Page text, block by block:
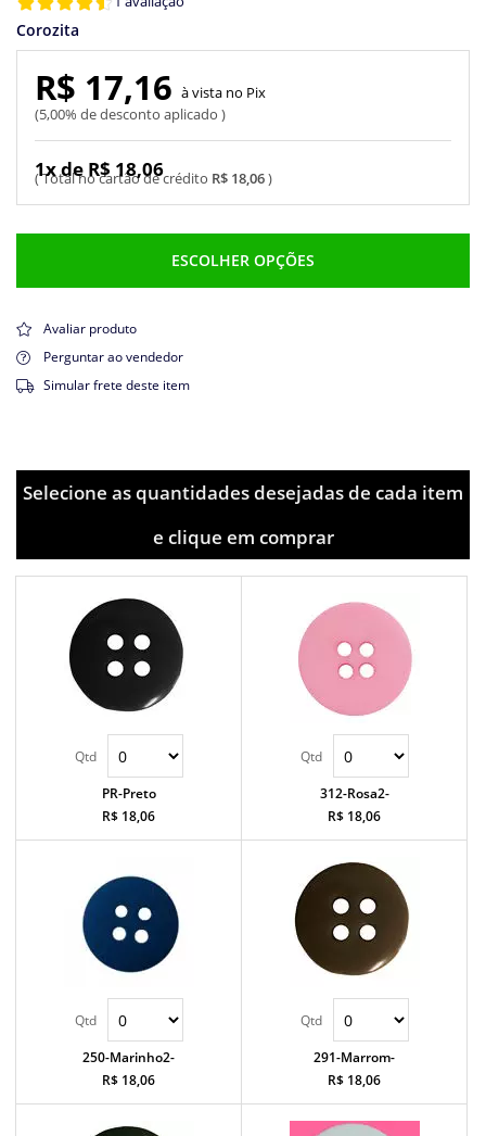
Corozita
R$ 18,06
1x de R$ 18,06
R$ 17,16
5,00% de desconto aplicado
Pix
ESCOLHER OPÇÕES
Avaliar produto
Perguntar ao vendedor
Simular frete deste item
Selecione as quantidades desejadas de cada item
e clique em comprar
PR-Preto
R$ 18,06
312-Rosa2-
R$ 18,06
250-Marinho2-
R$ 18,06
291-Marrom-
R$ 18,06